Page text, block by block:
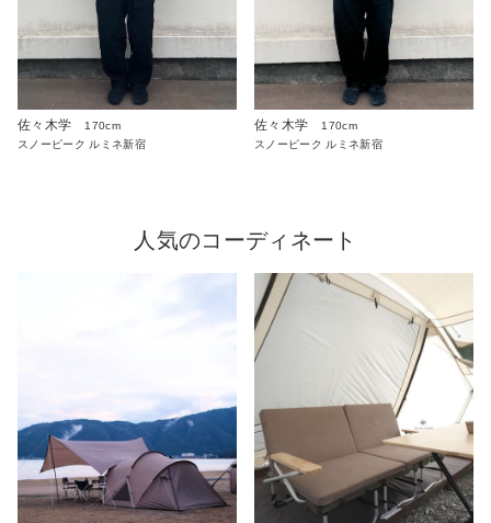
佐々木学
170cm
スノーピーク ルミネ新宿
佐々木学
170cm
スノーピーク ルミネ新宿
人気のコーディネート